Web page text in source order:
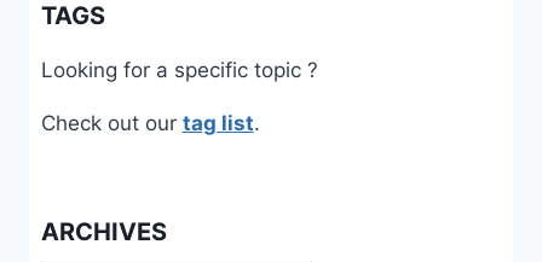
TAGS
Looking for a specific topic ?
Check out our tag list.
ARCHIVES